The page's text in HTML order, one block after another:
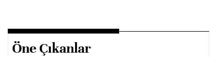
Öne Çıkanlar